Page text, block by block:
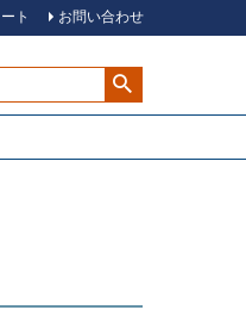
ト お問い合わせ